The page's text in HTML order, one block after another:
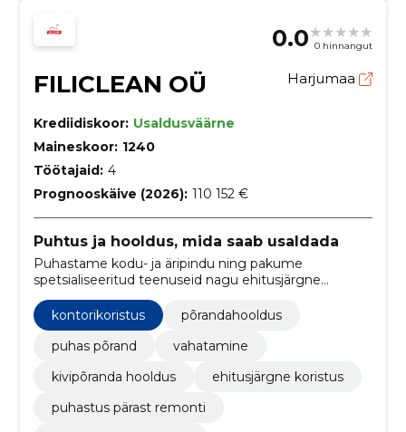
0.0 0 hinnangut
FILICLEAN OÜ Harjumaa
Krediidiskoor: Usaldusväärne
Maineskoor: 1240
Töötajaid: 4
Prognooskäive (2026): 110 152 €
Puhtus ja hooldus, mida saab usaldada
Puhastame kodu- ja äripindu ning pakume
spetsialiseeritud teenuseid nagu ehitusjärgne
puhastus ja vaipade pesu. Kohandatud plaanid ja
kogenud meeskond hoiavad teie pinnad korras.
kontorikoristus
põrandahooldus
puhas põrand
vahatamine
kivipõranda hooldus
ehitusjärgne koristus
puhastus pärast remonti